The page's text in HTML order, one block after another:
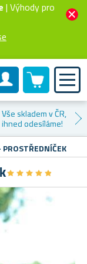
| Výhody pro
účet
0 produktů
Vše skladem v ČR,
ihned odesíláme!
★★★★★
★★★★★